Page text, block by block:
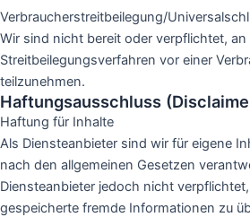
Verbraucher­streit­beilegung/
Wir sind nicht bereit oder verpflichtet, an
Streitbeilegungsverfahren vor einer
teilzunehmen.
Haftungsausschluss
Haftung für Inhalte
Als Diensteanbieter sind wir für eigene
nach den allgemeinen Gesetzen
Diensteanbieter jedoch nicht
gespeicherte fremde Informationen zu